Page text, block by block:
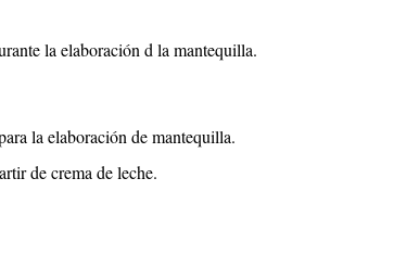
la elaboración d la mantequilla.
la elaboración de mantequilla.
de crema de leche.